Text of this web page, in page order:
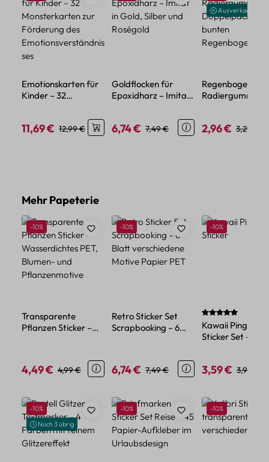
Emotionskarten für
Kinder – 32
Emotionsverständnis
Verkaufspreis:
11,69 € Regulärer Preis:
12,99 €
Goldflocken für
Epoxidharz – Imitat
Verkaufspreis:
6,74 € Regulärer Preis:
7,49 €
Ausverkauft
Regenbogen
Radiergummi
Verkaufspreis:
2,96 € 3,29 €
Produktgalerie überspringen
Mehr Papeterie
Rabatt
-10%
Transparente
Pflanzen Sticker –
Verkaufspreis:
4,49 € Regulärer Preis:
4,99 €
Rabatt
-10%
Retro Sticker Set
Scrapbooking – 6
Verkaufspreis:
6,74 € Regulärer Preis:
7,49 €
Rabatt
-10%
Kawaii Pinguin
Sticker Set – 45
Design
Verkaufspreis:
3,59 € 3,99 €
Produktgalerie überspringen
Rabatt
-10%
Noch 3 übrig
Rabatt
-10% Rabatt
-10%